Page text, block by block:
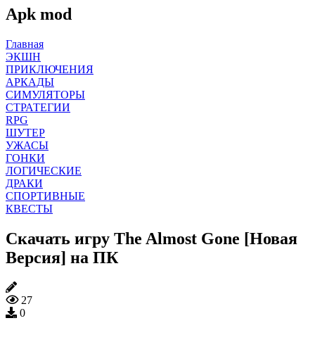
Apk mod
Главная
ЭКШН
ПРИКЛЮЧЕНИЯ
АРКАДЫ
СИМУЛЯТОРЫ
СТРАТЕГИИ
RPG
ШУТЕР
УЖАСЫ
ГОНКИ
ЛОГИЧЕСКИЕ
ДРАКИ
СПОРТИВНЫЕ
КВЕСТЫ
Скачать игру The Almost Gone [Новая
Версия] на ПК
27
0